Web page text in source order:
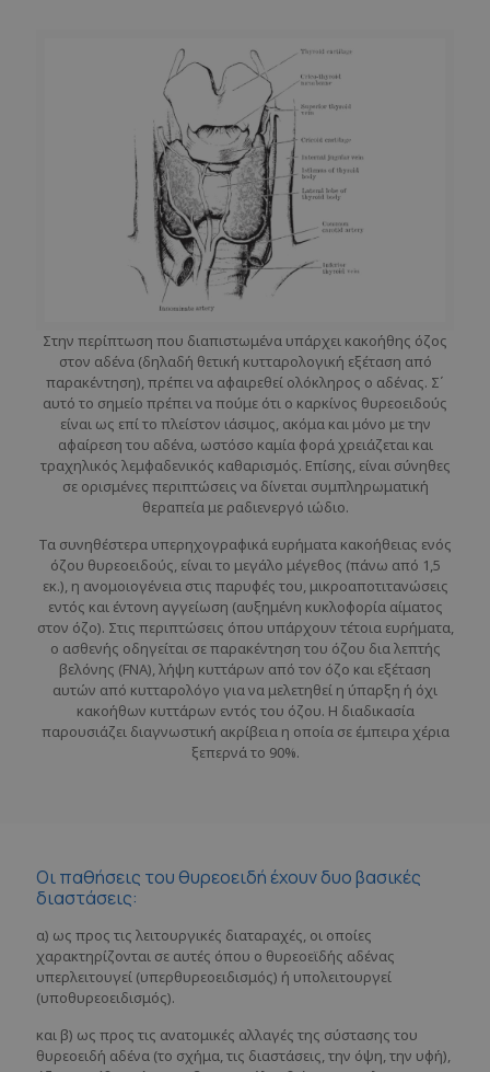
Στην περίπτωση που διαπιστωμένα υπάρχει κακοήθης όζος
στον αδένα (δηλαδή θετική κυτταρολογική εξέταση από
παρακέντηση), πρέπει να αφαιρεθεί ολόκληρος ο αδένας. Σ΄
αυτό το σημείο πρέπει να πούμε ότι ο καρκίνος θυρεοειδούς
είναι ως επί το πλείστον ιάσιμος, ακόμα και μόνο με την
αφαίρεση του αδένα, ωστόσο καμία φορά χρειάζεται και
τραχηλικός λεμφαδενικός καθαρισμός. Επίσης, είναι σύνηθες
σε ορισμένες περιπτώσεις να δίνεται συμπληρωματική
θεραπεία με ραδιενεργό ιώδιο.
Τα συνηθέστερα υπερηχογραφικά ευρήματα κακοήθειας ενός
όζου θυρεοειδούς, είναι το μεγάλο μέγεθος (πάνω από 1,5
εκ.), η ανομοιογένεια στις παρυφές του, μικροαποτιτανώσεις
εντός και έντονη αγγείωση (αυξημένη κυκλοφορία αίματος
στον όζο). Στις περιπτώσεις όπου υπάρχουν τέτοια ευρήματα,
ο ασθενής οδηγείται σε παρακέντηση του όζου δια λεπτής
βελόνης (FNA), λήψη κυττάρων από τον όζο και εξέταση
αυτών από κυτταρολόγο για να μελετηθεί η ύπαρξη ή όχι
κακοήθων κυττάρων εντός του όζου. Η διαδικασία
παρουσιάζει διαγνωστική ακρίβεια η οποία σε έμπειρα χέρια
ξεπερνά το 90%.
Οι παθήσεις του θυρεοειδή έχουν δυο βασικές
διαστάσεις:
α) ως προς τις λειτουργικές διαταραχές, οι οποίες
χαρακτηρίζονται σε αυτές όπου ο θυρεοεϊδής αδένας
υπερλειτουγεί (υπερθυρεοειδισμός) ή υπολειτουργεί
(υποθυρεοειδισμός).
και β) ως προς τις ανατομικές αλλαγές της σύστασης του
θυρεοειδή αδένα (το σχήμα, τις διαστάσεις, την όψη, την υφή),